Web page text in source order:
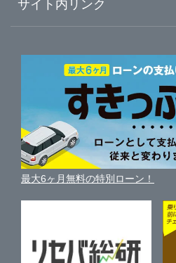
中古車人気ランキング
自動車ローンを調べる
ガリバーの自動車ローン
車買い替えの基礎知識
近くのお店で車を探す
ガリバーの査定が選ばれる理由
車を売る時よくある質問
便利な査定サービス
中古車買取相場（毎月更新）
車の個人売買ガイド
新車・中古車カタログ
車の燃費を調べる
車種別クチコミ
車比較サイト
サイト内リンク
サイトマップ
サイトの使用条件
利用規約
保険代理店業務に関する基本方針
古物営業法に基づく表示
最大6ヶ月無料の特別ローン！